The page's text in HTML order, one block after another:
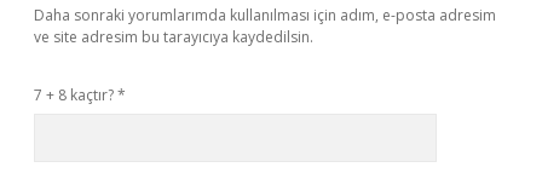
Daha sonraki yorumlarımda kullanılması için adım, e-posta adresim
ve site adresim bu tarayıcıya kaydedilsin.
7 + 8 kaçtır?*